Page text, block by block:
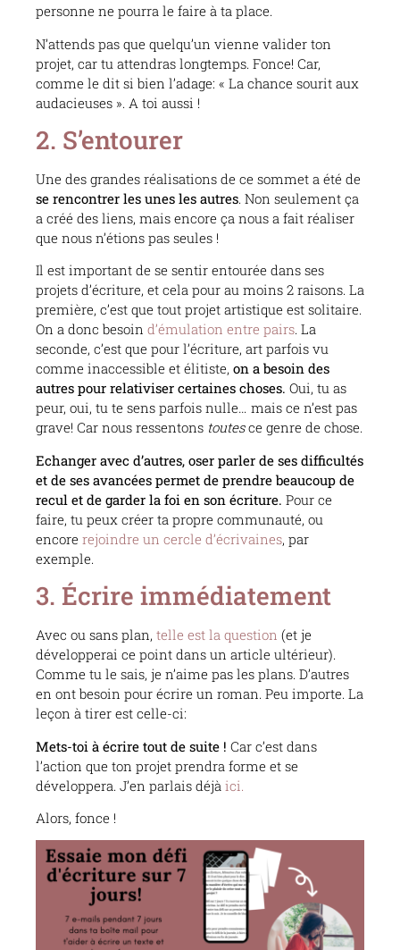
personne ne pourra le faire à ta place.
N’attends pas que quelqu’un vienne valider ton
projet, car tu attendras longtemps. Fonce! Car,
comme le dit si bien l’adage: « La chance sourit aux
audacieuses ». A toi aussi !
2. S’entourer
Une des grandes réalisations de ce sommet a été de
se rencontrer les unes les autres. Non seulement ça
a créé des liens, mais encore ça nous a fait réaliser
que nous n’étions pas seules !
Il est important de se sentir entourée dans ses
projets d’écriture, et cela pour au moins 2 raisons. La
première, c’est que tout projet artistique est solitaire.
On a donc besoin d’émulation entre pairs. La
seconde, c’est que pour l’écriture, art parfois vu
comme inaccessible et élitiste, on a besoin des
autres pour relativiser certaines choses. Oui, tu as
peur, oui, tu te sens parfois nulle… mais ce n’est pas
grave! Car nous ressentons toutesce genre de chose.
Echanger avec d’autres, oser parler de ses difficultés
et de ses avancées permet de prendre beaucoup de
recul et de garder la foi en son écriture. Pour ce
faire, tu peux créer ta propre communauté, ou
encore rejoindre un cercle d’écrivaines, par
exemple.
3. Écrire immédiatement
Avec ou sans plan, telle est la question (et je
développerai ce point dans un article ultérieur).
Comme tu le sais, je n’aime pas les plans. D’autres
en ont besoin pour écrire un roman. Peu importe. La
leçon à tirer est celle-ci:
Mets-toi à écrire tout de suite ! Car c’est dans
l’action que ton projet prendra forme et se
développera. J’en parlais déjà ici.
Alors, fonce !